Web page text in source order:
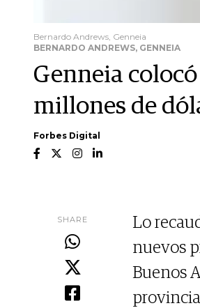
Bernardo Andrews, Genneia
BERNARDO ANDREWS, GENNEIA
Genneia
millones de
Forbes Digital
SHARE
Lo
nuevos
Buenos